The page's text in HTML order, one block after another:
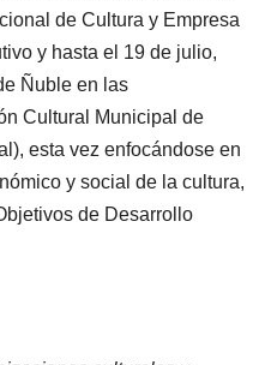
de Cultura y Empresa
y hasta el 19 de julio,
Ñuble en las
Cultural Municipal de
esta vez enfocándose en
y social de la cultura,
de Desarrollo